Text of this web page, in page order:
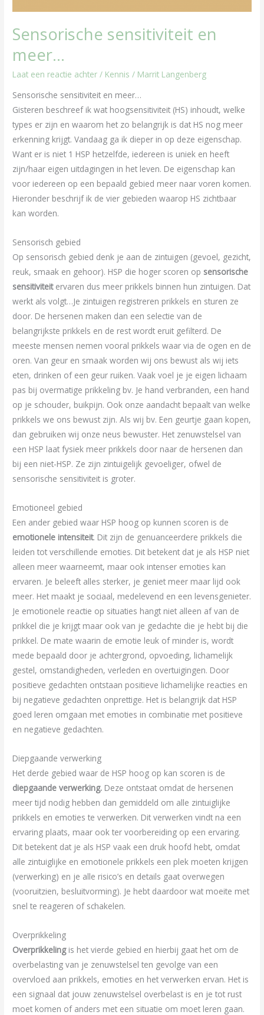
Sensorische sensitiviteit en
meer…
Laat een reactie achter / Kennis / Marrit Langenberg
Sensorische sensitiviteit en meer…
Gisteren beschreef ik wat hoogsensitiviteit (HS) inhoudt, welke
types er zijn en waarom het zo belangrijk is dat HS nog meer
erkenning krijgt. Vandaag ga ik dieper in op deze eigenschap.
Want er is niet 1 HSP hetzelfde, iedereen is uniek en heeft
zijn/haar eigen uitdagingen in het leven. De eigenschap kan
voor iedereen op een bepaald gebied meer naar voren komen.
Hieronder beschrijf ik de vier gebieden waarop HS zichtbaar
kan worden.
Sensorisch gebied
Op sensorisch gebied denk je aan de zintuigen (gevoel, gezicht,
reuk, smaak en gehoor). HSP die hoger scoren op sensorische
sensitiviteitervaren dus meer prikkels binnen hun zintuigen. Dat
werkt als volgt…Je zintuigen registreren prikkels en sturen ze
door. De hersenen maken dan een selectie van de
belangrijkste prikkels en de rest wordt eruit gefilterd. De
meeste mensen nemen vooral prikkels waar via de ogen en de
oren. Van geur en smaak worden wij ons bewust als wij iets
eten, drinken of een geur ruiken. Vaak voel je je eigen lichaam
pas bij overmatige prikkeling bv. Je hand verbranden, een hand
op je schouder, buikpijn. Ook onze aandacht bepaalt van welke
prikkels we ons bewust zijn. Als wij bv. Een geurtje gaan kopen,
dan gebruiken wij onze neus bewuster. Het zenuwstelsel van
een HSP laat fysiek meer prikkels door naar de hersenen dan
bij een niet-HSP. Ze zijn zintuigelijk gevoeliger, ofwel de
sensorische sensitiviteit is groter.
Emotioneel gebied
Een ander gebied waar HSP hoog op kunnen scoren is de
emotionele intensiteit. Dit zijn de genuanceerdere prikkels die
leiden tot verschillende emoties. Dit betekent dat je als HSP niet
alleen meer waarneemt, maar ook intenser emoties kan
ervaren. Je beleeft alles sterker, je geniet meer maar lijd ook
meer. Het maakt je sociaal, medelevend en een levensgenieter.
Je emotionele reactie op situaties hangt niet alleen af van de
prikkel die je krijgt maar ook van je gedachte die je hebt bij die
prikkel. De mate waarin de emotie leuk of minder is, wordt
mede bepaald door je achtergrond, opvoeding, lichamelijk
gestel, omstandigheden, verleden en overtuigingen. Door
positieve gedachten ontstaan positieve lichamelijke reacties en
bij negatieve gedachten onprettige. Het is belangrijk dat HSP
goed leren omgaan met emoties in combinatie met positieve
en negatieve gedachten.
Diepgaande verwerking
Het derde gebied waar de HSP hoog op kan scoren is de
diepgaande verwerking. Deze ontstaat omdat de hersenen
meer tijd nodig hebben dan gemiddeld om alle zintuiglijke
prikkels en emoties te verwerken. Dit verwerken vindt na een
ervaring plaats, maar ook ter voorbereiding op een ervaring.
Dit betekent dat je als HSP vaak een druk hoofd hebt, omdat
alle zintuiglijke en emotionele prikkels een plek moeten krijgen
(verwerking) en je alle risico’s en details gaat overwegen
(vooruitzien, besluitvorming). Je hebt daardoor wat moeite met
snel te reageren of schakelen.
Overprikkeling
Overprikkelingis het vierde gebied en hierbij gaat het om de
overbelasting van je zenuwstelsel ten gevolge van een
overvloed aan prikkels, emoties en het verwerken ervan. Het is
een signaal dat jouw zenuwstelsel overbelast is en je tot rust
moet komen of anders met een situatie om moet leren gaan.